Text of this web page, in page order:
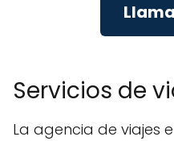
Servicios de
La agencia de viajes